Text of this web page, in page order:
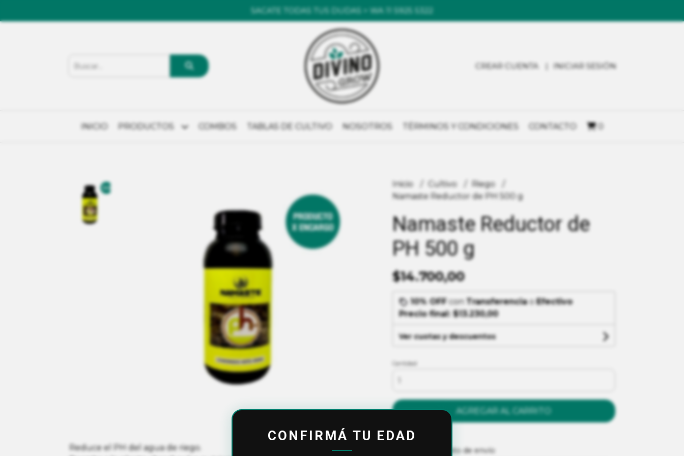
SACATE TODAS TUS DUDAS > WA 11 5925 5322
CREAR CUENTA INICIAR SESIÓN
INICIO PRODUCTOS COMBOS TABLAS DE CULTIVO NOSOTROS TÉRMINOS Y CONDICIONES CONTACTO
Reduce el PH del agua de riego.
Inicio Cultivo
Riego
Namaste Reductor de PH 500 g
Namaste Reductor de
PH 500 g
$14.700,00
10% OFFcon TransferenciaoEfectivo
Precio final:$13.230,00
Ver cuotas y descuentos
Cantidad
AGREGAR AL CARRITO
Calculá el costo de envío
CONFIRMÁ TU EDAD